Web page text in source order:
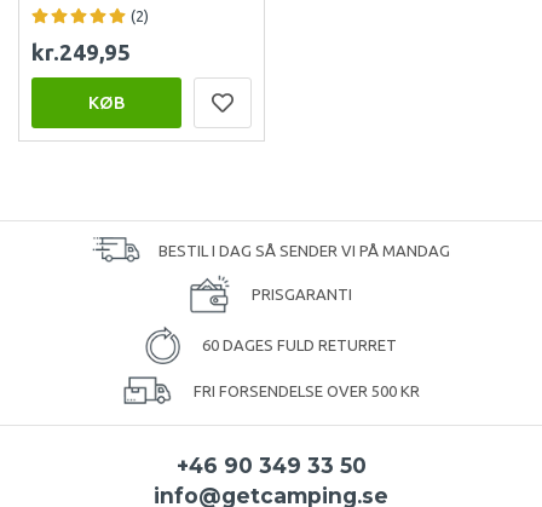
(2)
kr.249,95
KØB
BESTIL I DAG SÅ SENDER VI PÅ MANDAG
PRISGARANTI
60 DAGES FULD RETURRET
FRI FORSENDELSE OVER 500 KR
+46 90 349 33 50
info@getcamping.se